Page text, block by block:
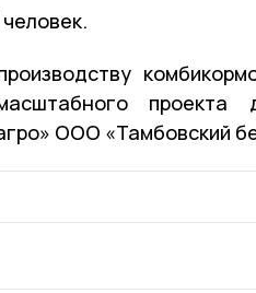
проекта
ООО «Тамбовский